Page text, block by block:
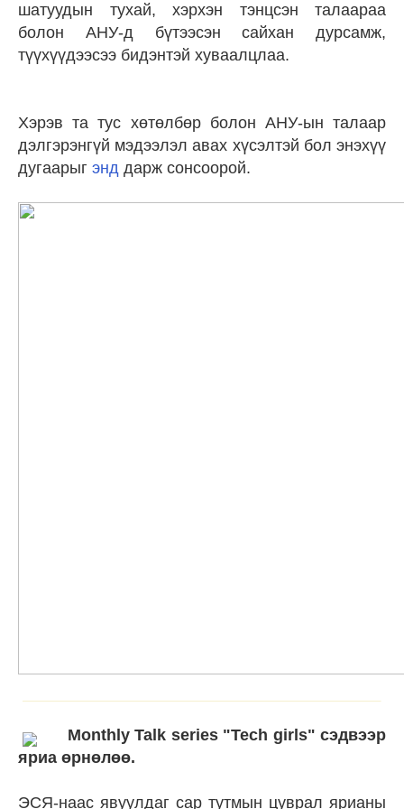
шатуудын тухай, хэрхэн тэнцсэн талаараа
болон АНУ-д бүтээсэн сайхан дурсамж,
түүхүүдээсээ бидэнтэй хуваалцлаа.
Хэрэв та тус хөтөлбөр болон АНУ-ын талаар
дэлгэрэнгүй мэдээлэл авах хүсэлтэй бол энэхүү
дугаарыг энд дарж сонсоорой.
Monthly Talk series "Tech girls" сэдвээр
яриа өрнөлөө.
ЭСЯ-наас явуулдаг сар тутмын цуврал ярианы